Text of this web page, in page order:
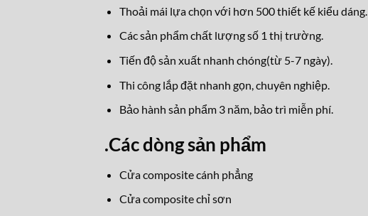
Thoải mái lựa chọn với hơn 500 thiết kế kiểu dáng.
Các sản phẩm chất lượng số 1 thị trường.
Tiến độ sản xuất nhanh chóng(từ 5-7 ngày).
Thi công lắp đặt nhanh gọn, chuyên nghiệp.
Bảo hành sản phẩm 3 năm, bảo trì miễn phí.
.Các dòng sản phẩm
Cửa composite cánh phẳng
Cửa composite chỉ sơn